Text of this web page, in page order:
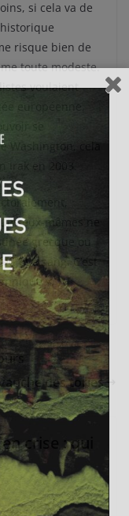
si cela va de
risque bien de
toute modeste.
voulaient
européenne.
se
Washington, cela
Irak en 2003.
eux-mêmes ne
grecque ou
et à sang. C’est
».
des tories
crise : qui